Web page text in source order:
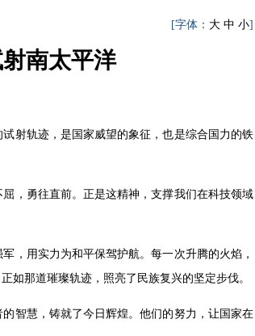
[字体： 大 中 小]
南太平洋
射轨迹，是国家威望的象征，也是综合国力的铁
，勇往直前。正是这精神，支撑我们在科技领域
，用实力为和平保驾护航。每一次升腾的火焰，
如那道璀璨轨迹，照亮了民族复兴的坚定步伐。
智慧，铸就了今日辉煌。他们的努力，让国家在